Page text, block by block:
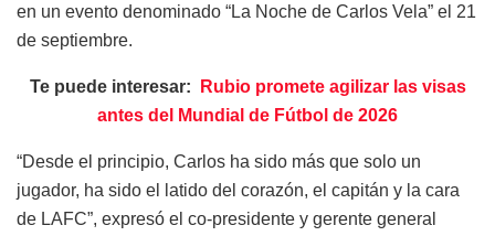
en un evento denominado “La Noche de Carlos Vela” el 21
de septiembre.
Te puede interesar:
Rubio promete agilizar las visas
antes del Mundial de Fútbol de 2026
“Desde el principio, Carlos ha sido más que solo un
jugador, ha sido el latido del corazón, el capitán y la cara
de LAFC”, expresó el co-presidente y gerente general